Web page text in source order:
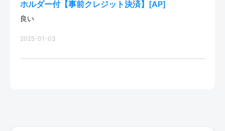
ホルダー付【事前クレジット決済】[AP]
良い
2025-01-03